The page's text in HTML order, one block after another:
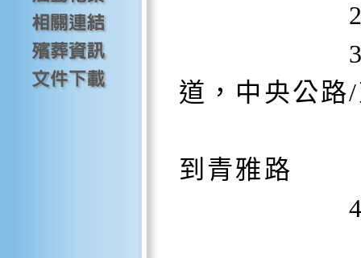
2.從國
3.朝溪湖
道，中央公路
到青雅路
4.溪湖鎮